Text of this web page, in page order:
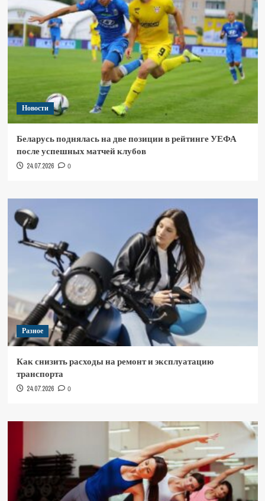
Новости
Беларусь поднялась на две позиции в рейтинге УЕФА
после успешных матчей клубов
24.07.2026 0
Разное
Как снизить расходы на ремонт и эксплуатацию
транспорта
24.07.2026 0